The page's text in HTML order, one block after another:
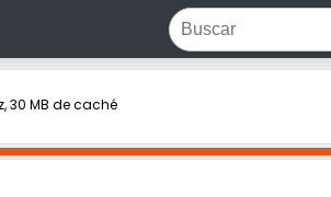
30 MB de caché